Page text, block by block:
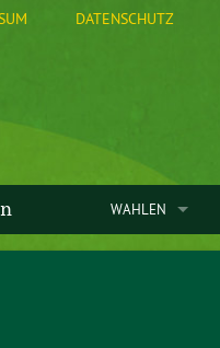
DATENSCHUTZ
WAHLEN